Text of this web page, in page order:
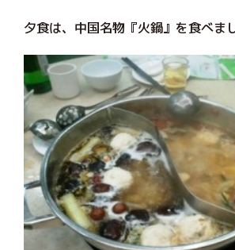
夕食は、中国名物『火鍋』を食べま